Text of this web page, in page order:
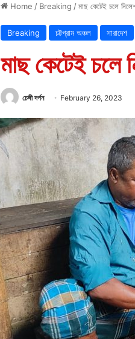
Home / Breaking /মাছ কেটেই চলে
Breaking চট্টগ্রাম অঞ্চল সারাদেশ
মাছ কেটেই চলে
চেঙ্গী দর্পন February 26, 2023